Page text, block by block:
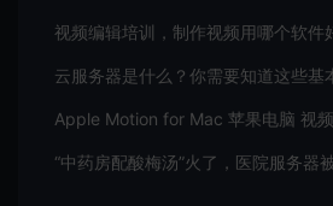
视频编辑培训，制作视频用哪个软件